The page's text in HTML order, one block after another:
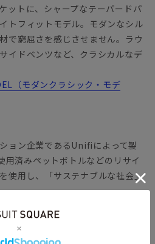
ットに、シャープなテーパードパ
トフィットモデル。モダンなシル
で窮屈さを感じさせません。ラウ
イドベンツなど、クラシカルなデ
（モダンクラシック・モデ
ョン企業であるUnifiによって製
用済みペットボトルなどのリサイ
使用し、「サステナブルな社会」
構造を有する繊維
）」生地。心地よいストレッチ性
も優れています。ウールとポリエ